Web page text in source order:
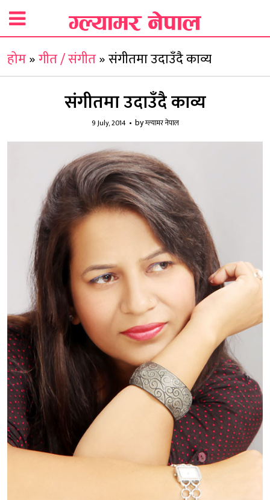
होम»गीत / संगीत»संगीतमा उदाउँदै काव्य
संगीतमा उदाउँदै काव्य
9 July, 2014 byग्ल्यामर नेपाल